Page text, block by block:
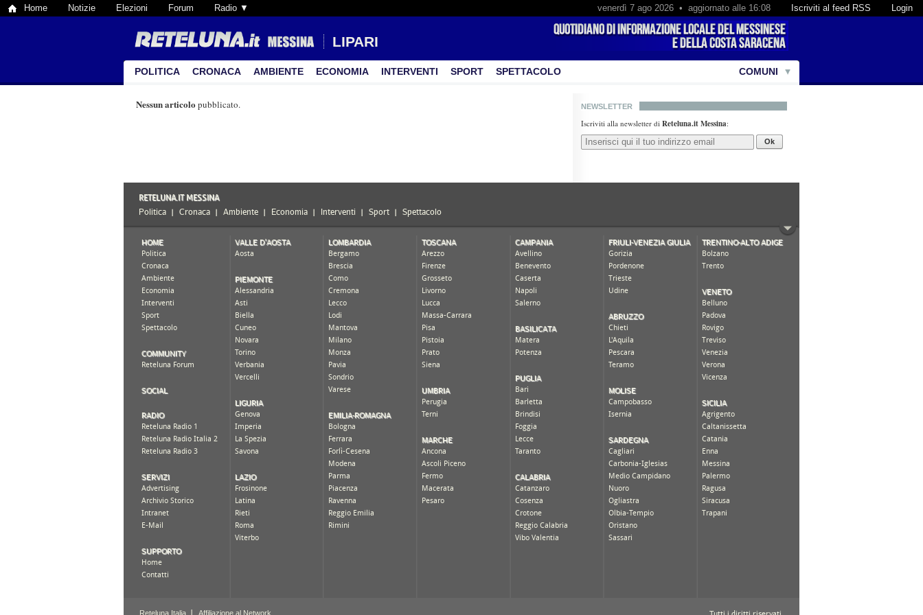
Home Notizie Elezioni Forum Radio ▼ Login
Iscriviti al feed RSS
venerdì 7 ago 2026 • aggiornato alle 16:08
LIPARI
POLITICA CRONACA AMBIENTE ECONOMIA INTERVENTI SPORT SPETTACOLO COMUNI
NEWSLETTER
Iscriviti alla newsletter di Reteluna.it Messina:
Ok
Nessun articolo pubblicato.